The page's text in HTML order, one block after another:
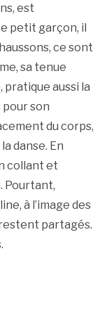
est
petit garçon, il
ce sont
sa tenue
pratique aussi la
pour son
du corps,
danse. En
collant et
Pourtant,
à l’image des
partagés.